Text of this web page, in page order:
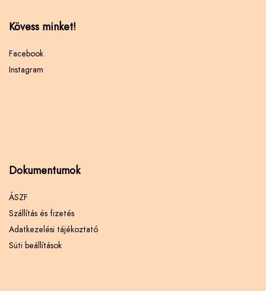
Kövess minket!
Facebook
Instagram
Dokumentumok
ÁSZF
Szállítás és fizetés
Adatkezelési tájékoztató
Süti beállítások